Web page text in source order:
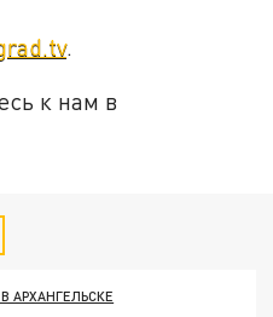
.
к нам в
АРХАНГЕЛЬСКЕ